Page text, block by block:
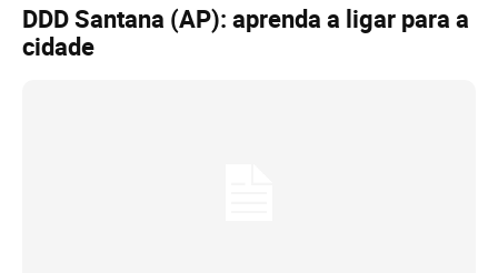
DDD Santana (AP): aprenda a ligar para a
cidade